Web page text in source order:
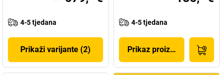
4-5 tjedana
Prikaži varijante (2)
4-5 tjedana
Prikaz proizvoda